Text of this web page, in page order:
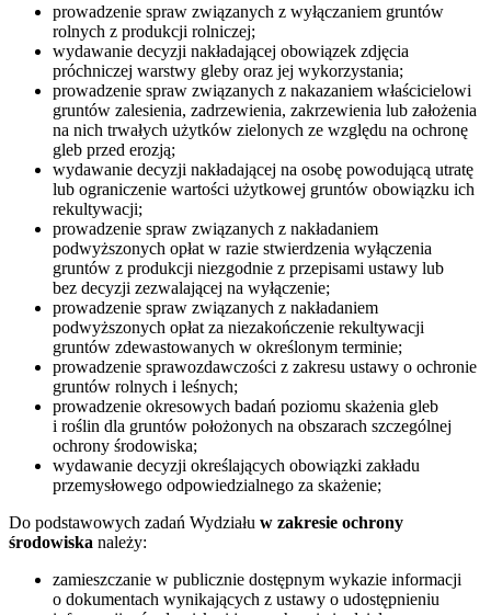
prowadzenie spraw związanych z wyłączaniem gruntów
rolnych z produkcji rolniczej;
wydawanie decyzji nakładającej obowiązek zdjęcia
próchniczej warstwy gleby oraz jej wykorzystania;
prowadzenie spraw związanych z nakazaniem właścicielowi
gruntów zalesienia, zadrzewienia, zakrzewienia lub założenia
na nich trwałych użytków zielonych ze względu na ochronę
gleb przed erozją;
wydawanie decyzji nakładającej na osobę powodującą utratę
lub ograniczenie wartości użytkowej gruntów obowiązku ich
rekultywacji;
prowadzenie spraw związanych z nakładaniem
podwyższonych opłat w razie stwierdzenia wyłączenia
gruntów z produkcji niezgodnie z przepisami ustawy lub
bez decyzji zezwalającej na wyłączenie;
prowadzenie spraw związanych z nakładaniem
podwyższonych opłat za niezakończenie rekultywacji
gruntów zdewastowanych w określonym terminie;
prowadzenie sprawozdawczości z zakresu ustawy o ochronie
gruntów rolnych i leśnych;
prowadzenie okresowych badań poziomu skażenia gleb
i roślin dla gruntów położonych na obszarach szczególnej
ochrony środowiska;
wydawanie decyzji określających obowiązki zakładu
przemysłowego odpowiedzialnego za skażenie;
Do podstawowych zadań Wydziału w zakresie ochrony
środowiska należy:
zamieszczanie w publicznie dostępnym wykazie informacji
o dokumentach wynikających z ustawy o udostępnieniu